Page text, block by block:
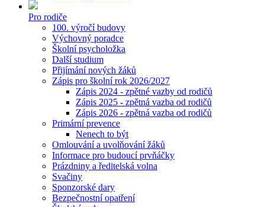
Pro rodiče
100. výročí budovy
Výchovný poradce
Školní psycholožka
Další studium
Přijímání nových žáků
Zápis pro školní rok 2026/2027
Zápis 2024 - zpětné vazby od rodičů
Zápis 2025 - zpětná vazba od rodičů
Zápis 2026 - zpětná vazba od rodičů
Primární prevence
Nenech to být
Omlouvání a uvolňování žáků
Informace pro budoucí prvňáčky
Prázdniny a ředitelská volna
Svačiny
Sponzorské dary
Bezpečnostní opatření